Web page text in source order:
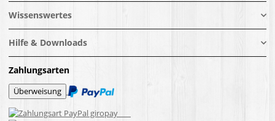
Wissenswertes
Hilfe & Downloads
Zahlungsarten